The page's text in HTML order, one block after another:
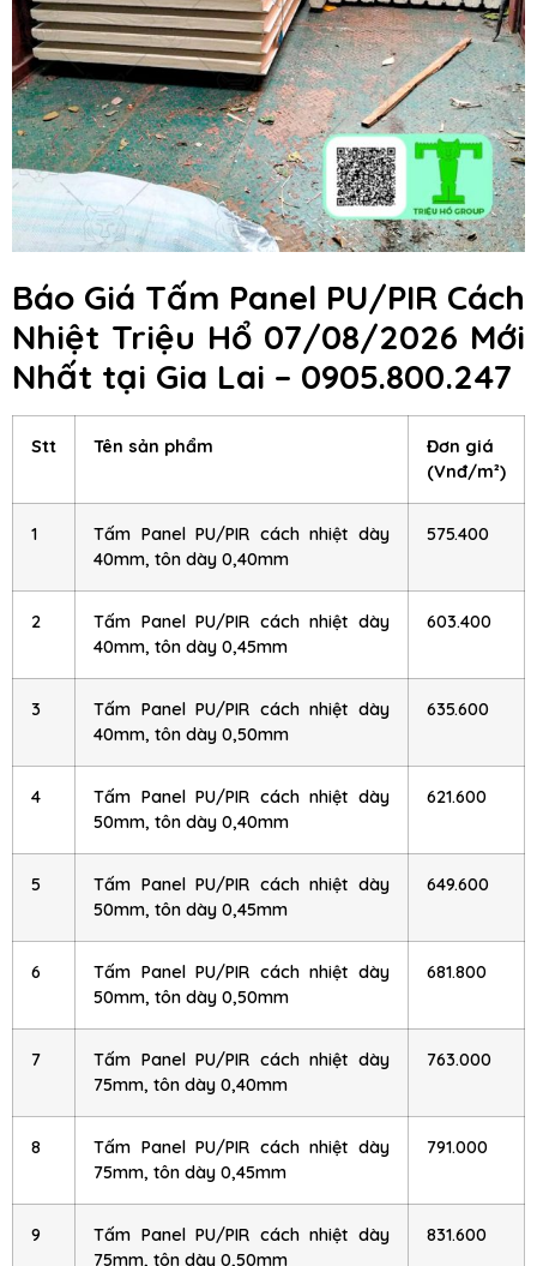
Báo Giá Tấm Panel PU/PIR Cách
Nhiệt Triệu Hổ 07/08/2026 Mới
Nhất tại Gia Lai – 0905.800.247
Stt Tên sản phẩm
Đơn giá
(Vnđ/m²)
1
Tấm Panel PU/PIR cách nhiệt dày
40mm, tôn dày 0,40mm
575.400
2
Tấm Panel PU/PIR cách nhiệt dày
40mm, tôn dày 0,45mm
603.400
3
Tấm Panel PU/PIR cách nhiệt dày
40mm, tôn dày 0,50mm
635.600
4
Tấm Panel PU/PIR cách nhiệt dày
50mm, tôn dày 0,40mm
621.600
5
Tấm Panel PU/PIR cách nhiệt dày
50mm, tôn dày 0,45mm
649.600
6
Tấm Panel PU/PIR cách nhiệt dày
50mm, tôn dày 0,50mm
681.800
7
Tấm Panel PU/PIR cách nhiệt dày
75mm, tôn dày 0,40mm
763.000
8
Tấm Panel PU/PIR cách nhiệt dày
75mm, tôn dày 0,45mm
791.000
9
Tấm Panel PU/PIR cách nhiệt dày
75mm, tôn dày 0,50mm
831.600